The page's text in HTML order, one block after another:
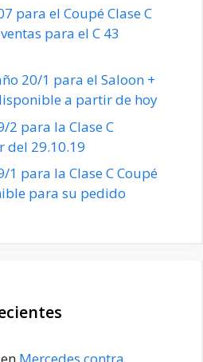
para el Coupé Clase C
para el C 43
20/1 para el Saloon +
a partir de hoy
2 para la Clase C
29.10.19
1 para la Clase C Coupé
para su pedido